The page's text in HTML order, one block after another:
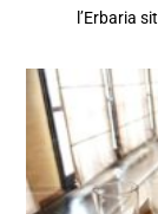
l’Erbaria